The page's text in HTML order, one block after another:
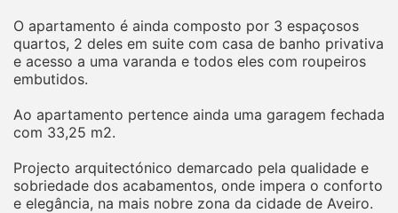
O apartamento é ainda composto por 3 espaçosos
quartos, 2 deles em suite com casa de banho privativa
e acesso a uma varanda e todos eles com roupeiros
embutidos.
Ao apartamento pertence ainda uma garagem fechada
com 33,25 m2.
Projecto arquitectónico demarcado pela qualidade e
sobriedade dos acabamentos, onde impera o conforto
e elegância, na mais nobre zona da cidade de Aveiro.